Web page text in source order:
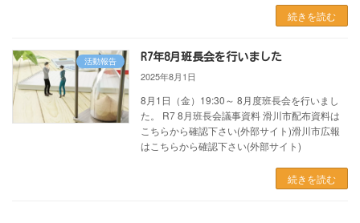
続きを読む
活動報告 R7年8月班長会を行いました
2025年8月1日
8月1日（金）19:30～ 8月度班長会を行いまし
た。 R7 8月班長会議事資料 滑川市配布資料は
こちらから確認下さい(外部サイト)滑川市広報
はこちらから確認下さい(外部サイト)
続きを読む